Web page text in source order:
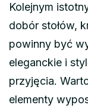
Kolejnym
dobór stołów,
powinny być
eleganckie i
przyjęcia.
elementy